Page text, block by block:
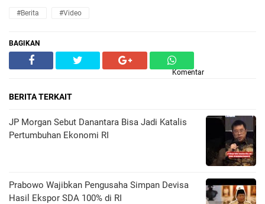
#Berita #Video
BAGIKAN
Komentar
BERITA TERKAIT
JP Morgan Sebut Danantara Bisa Jadi Katalis
Pertumbuhan Ekonomi RI
Prabowo Wajibkan Pengusaha Simpan Devisa
Hasil Ekspor SDA 100% di RI